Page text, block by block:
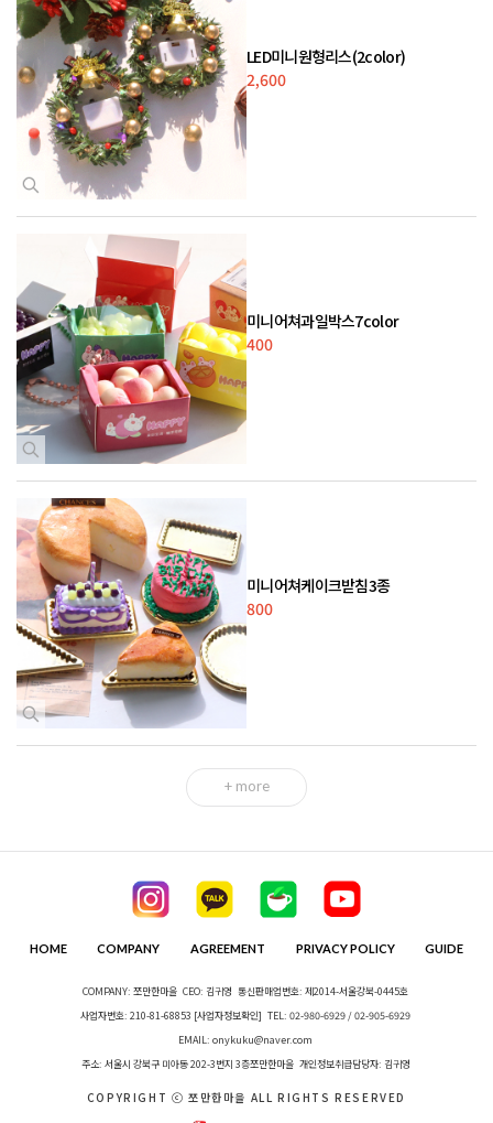
LED미니원형리스(2color)
2,600
미니어쳐과일박스7color
400
미니어쳐케이크받침3종
800
+ more
HOME COMPANY AGREEMENT PRIVACY POLICY GUIDE
COMPANY: 쪼만한마을 CEO: 김귀영 통신판매업번호: 제2014-서울강북-0445호
사업자번호: 210-81-68853 [사업자정보확인] TEL: 02-980-6929 / 02-905-6929
EMAIL: onykuku@naver.com
주소: 서울시 강북구 미아동 202-3번지 3층쪼만한마을 개인정보취급담당자: 김귀영
COPYRIGHT ⓒ 쪼만한마을 ALL RIGHTS RESERVED